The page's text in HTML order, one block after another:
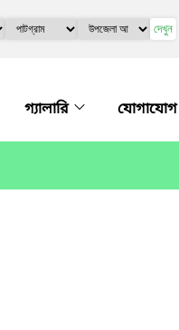
দেখুন
গ্যালারি যোগাযোগ